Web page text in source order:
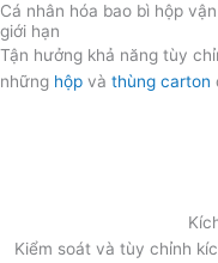
Cá nhân hóa bao bì hộp
giới hạn
Tận hưởng khả năng tùy
những hộp và thùng carton
Kiểm soát và tùy chỉnh